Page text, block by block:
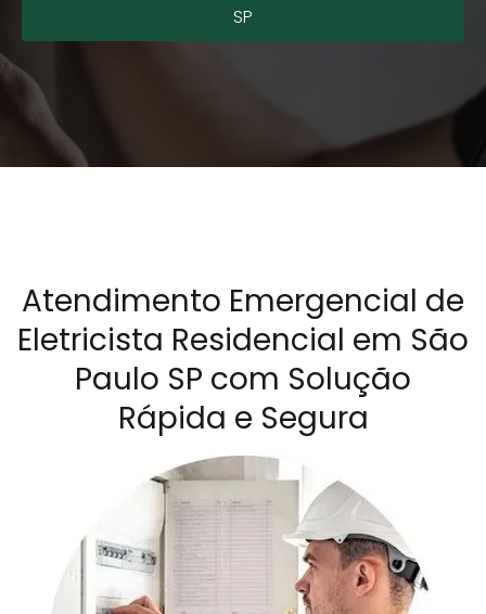
SP
Atendimento Emergencial de
Eletricista Residencial em São
Paulo SP com Solução
Rápida e Segura